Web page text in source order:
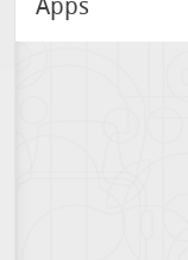
Apps